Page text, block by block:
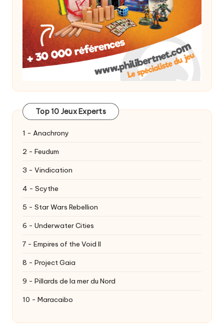
Top 10 Jeux Experts
1 - Anachrony
2 - Feudum
3 - Vindication
4 - Scythe
5 - Star Wars Rebellion
6 - Underwater Cities
7 - Empires of the Void II
8 - Project Gaia
9 - Pillards de la mer du Nord
10 - Maracaibo